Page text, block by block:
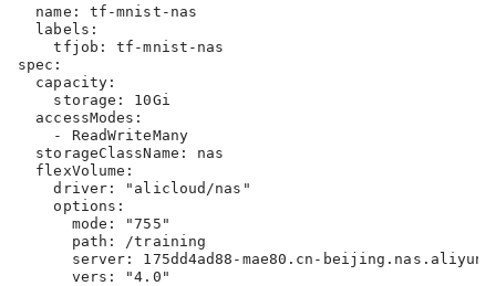
name: tf-mnist-nas
labels:
tfjob: tf-mnist-nas
spec:
capacity:
storage: 10Gi
accessModes:
- ReadWriteMany
storageClassName: nas
flexVolume:
driver: "alicloud/nas"
options:
mode: "755"
path: /training
server: 175dd4ad88-mae80.cn-
vers: "4.0"